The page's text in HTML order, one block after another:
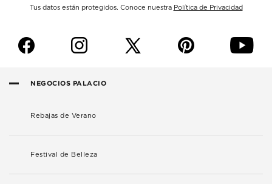
Tus datos están protegidos. Conoce nuestra Política de Privacidad
f i p y
NEGOCIOS PALACIO
Rebajas de Verano
Festival de Belleza